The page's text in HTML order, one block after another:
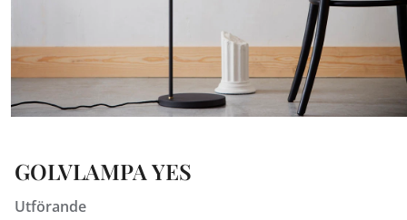
GOLVLAMPA YES
Utförande